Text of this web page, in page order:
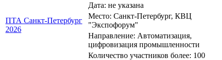
ПТА Санкт-Петербург
2026
Дата: не указана
Место: Санкт-Петербург, КВЦ
"Экспофорум"
Направление: Автоматизация,
цифровизация промышленности
Количество участников более: 100